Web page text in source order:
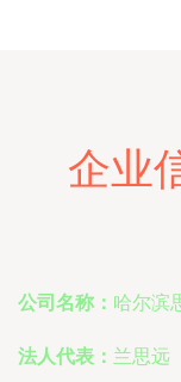
企业
公司名称： 哈尔滨
法人代表： 兰思远